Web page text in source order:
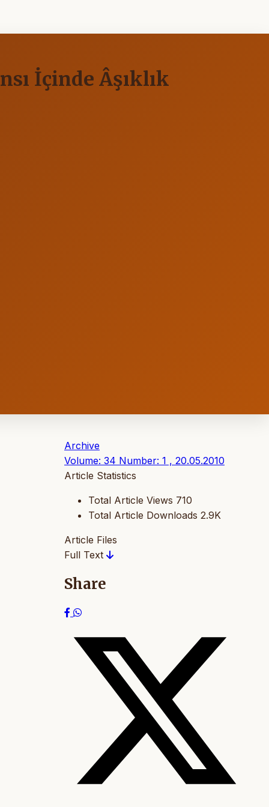
İçinde Âşıklık
Archive
Volume: 34 Number: 1 , 20.05.2010
Article Statistics
Total Article Views 710
Total Article Downloads 2.9K
Article Files
Full Text
Share